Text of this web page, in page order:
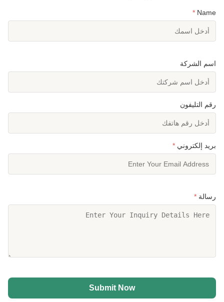
Name
*
اسم الشركة
رقم التليفون
بريد إلكتروني *
رسالة *
Submit Now